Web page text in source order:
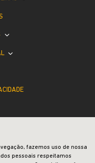
fazemos uso de nossa
pessoais respeitamos